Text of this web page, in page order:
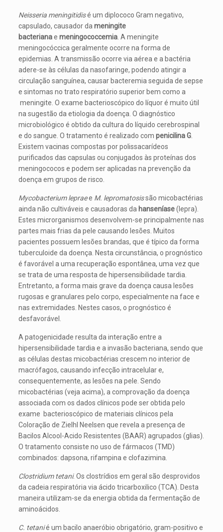
Neisseria meningitidisé um diplococo Gram negativo,
capsulado, causador dameningite
bacterianaemeningococcemia . A meningite
meningocóccica geralmente ocorre na forma de
epidemias. A transmissão ocorre via aérea e a bactéria
adere-se às células da nasofaringe, podendo atingir a
circulação sanguínea, causar bacteremia seguida de sepse
e sintomas no trato respiratório superior bem como a
meningite. O exame bacterioscópico do líquor é muito útil
na sugestão da etiologia da doença. O diagnóstico
microbiológico é obtido da cultura do líquido cerebrospinal
e do sangue. O tratamento é realizado compenicilina G
Existem vacinas compostas por polissacarídeos
purificados das capsulas ou conjugados às proteínas dos
meningococos e podem ser aplicadas na prevenção da
doença em grupos de risco.
Mycobacterium lepraee M. lepromatosissão micobactérias
ainda não cultiváveis e causadoras da hanseníase(lepra).
Estes microrganismos desenvolvem-se principalmente nas
partes mais frias da pele causando lesões. Muitos
pacientes possuem lesões brandas, que é típico da forma
tuberculoide da doença. Nesta circunstância, o prognóstico
é favorável a uma recuperação espontânea, uma vez que
se trata de uma resposta de hipersensibilidade tardia.
Entretanto, a forma mais grave da doença causa lesões
rugosas e granulares pelo corpo, especialmente na face e
nas extremidades. Nestes casos, o prognóstico é
desfavorável.
A patogenicidade resulta da interação entre a
hipersensibilidade tardia e a invasão bacteriana, sendo que
as células destas micobactérias crescem no interior de
macrófagos, causando infecção intracelular e,
consequentemente, as lesões na pele. Sendo
micobactérias (veja acima), a comprovação da doença
associada com os dados clínicos pode ser obtida pelo
exame bacterioscópico de materiais clínicos pela
Coloração de Zielhl Neelsen que revela a presença de
Bacilos Alcool-Acido Resistentes (BAAR) agrupados (glias).
O tratamento consiste no uso de fármacos (TMD)
combinados: dapsona, rifampina e clofazimina.
Clostridium tetani. Os clostrídios em geral são desprovidos
da cadeia respiratória via ácido tricarboxilico (TCA). Desta
maneira utilizam-se da energia obtida da fermentação de
aminoácidos.
C. tetanié um bacilo anaeróbio obrigatório, gram-positivo e